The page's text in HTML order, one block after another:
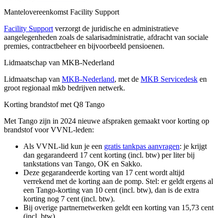
Mantelovereenkomst Facility Support
Facility Support verzorgt de juridische en administratieve
aangelegenheden zoals de salarisadministratie, afdracht van sociale
premies, contractbeheer en bijvoorbeeld pensioenen.
Lidmaatschap van MKB-Nederland
Lidmaatschap van MKB-Nederland, met de MKB Servicedesk en
groot regionaal mkb bedrijven netwerk.
Korting brandstof met Q8 Tango
Met Tango zijn in 2024 nieuwe afspraken gemaakt voor korting op
brandstof voor VVNL-leden:
Als VVNL-lid kun je een gratis tankpas aanvragen: je krijgt
dan gegarandeerd 17 cent korting (incl. btw) per liter bij
tankstations van Tango, OK en Sakko.
Deze gegarandeerde korting van 17 cent wordt altijd
verrekend met de korting aan de pomp. Stel: er geldt ergens al
een Tango-korting van 10 cent (incl. btw), dan is de extra
korting nog 7 cent (incl. btw).
Bij overige partnernetwerken geldt een korting van 15,73 cent
(incl. btw).